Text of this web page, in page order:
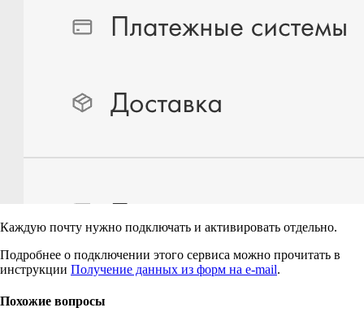
Каждую почту нужно подключать и активировать отдельно.
Подробнее о подключении этого сервиса можно прочитать в
инструкции Получение данных из форм на e-mail.
Похожие вопросы